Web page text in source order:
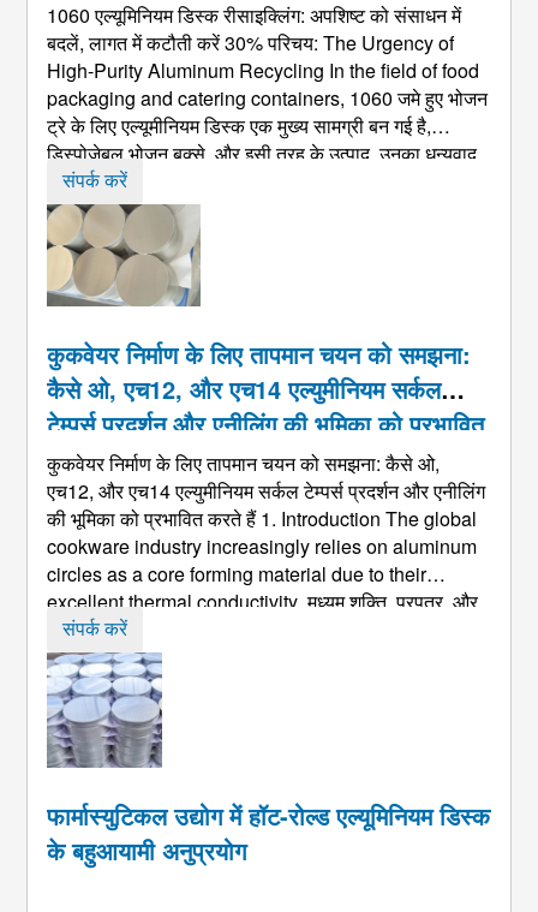
1060 एल्यूमिनियम डिस्क रीसाइक्लिंग: अपशिष्ट को संसाधन में
बदलें, लागत में कटौती करें 30% परिचय:The Urgency of
High-Purity Aluminum Recycling In the field of food
packaging and catering containers, 1060 जमे हुए भोजन
ट्रे के लिए एल्यूमीनियम डिस्क एक मुख्य सामग्री बन गई है,
डिस्पोजेबल भोजन बक्से, और इसी तरह के उत्पाद, उनका धन्यवाद
99.6% उच्च शुद्धता, उत्कृष्ट लचीलापन, और खाद्य सुरक्षा. हालाँकि,
वैश्विक औसत कीमत ...
संपर्क करें
कुकवेयर निर्माण के लिए तापमान चयन को समझना:
कैसे ओ, एच12, और एच14 एल्युमीनियम सर्कल
टेम्पर्स प्रदर्शन और एनीलिंग की भूमिका को प्रभावित
करते हैं
कुकवेयर निर्माण के लिए तापमान चयन को समझना: कैसे ओ,
एच12, और एच14 एल्युमीनियम सर्कल टेम्पर्स प्रदर्शन और एनीलिंग
की भूमिका को प्रभावित करते हैं 1. Introduction The global
cookware industry increasingly relies on aluminum
circles as a core forming material due to their
excellent thermal conductivity , मध्यम शक्ति, प्रपत्र, और
कम घनत्व. जैसे-जैसे कुकवेयर अधिक ऊर्जा-कुशल की ओर बढ़ता है,
लाइटवेई ...
संपर्क करें
फार्मास्युटिकल उद्योग में हॉट-रोल्ड एल्यूमिनियम डिस्क
के बहुआयामी अनुप्रयोग